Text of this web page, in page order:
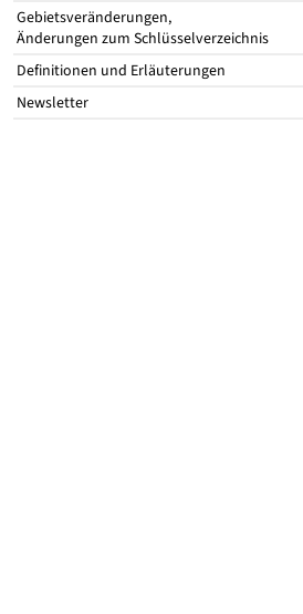
Gebietsveränderungen,
Änderungen zum Schlüsselverzeichnis
Definitionen und Erläuterungen
Newsletter